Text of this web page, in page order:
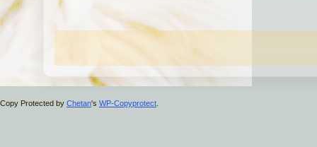
Copy Protected by Chetan's WP-Copyprotect